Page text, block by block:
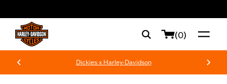
(0)
Dickies x Harley-Davidson